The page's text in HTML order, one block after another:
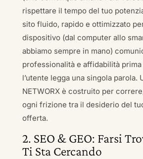
rispettare il tempo del tuo
sito fluido, rapido e ottimizzato
dispositivo (dal computer allo
abbiamo sempre in mano)
professionalità e affidabilità
l’utente legga una singola parola.
NETWORX è costruito per
ogni frizione tra il desiderio del
offerta.
2. SEO & GEO: Farsi
Ti Sta Cercando